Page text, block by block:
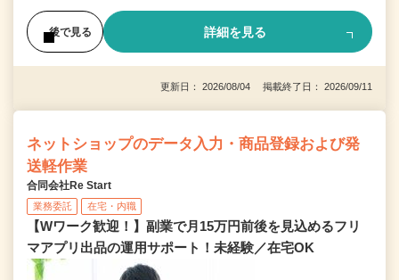
後で見る 詳細を見る
更新日： 2026/08/04 掲載終了日： 2026/09/11
ネットショップのデータ入力・商品登録および発
送軽作業
合同会社Re Start
業務委託 在宅・内職
【Wワーク歓迎！】副業で月15万円前後を見込めるフリ
マアプリ出品の運用サポート！未経験／在宅OK